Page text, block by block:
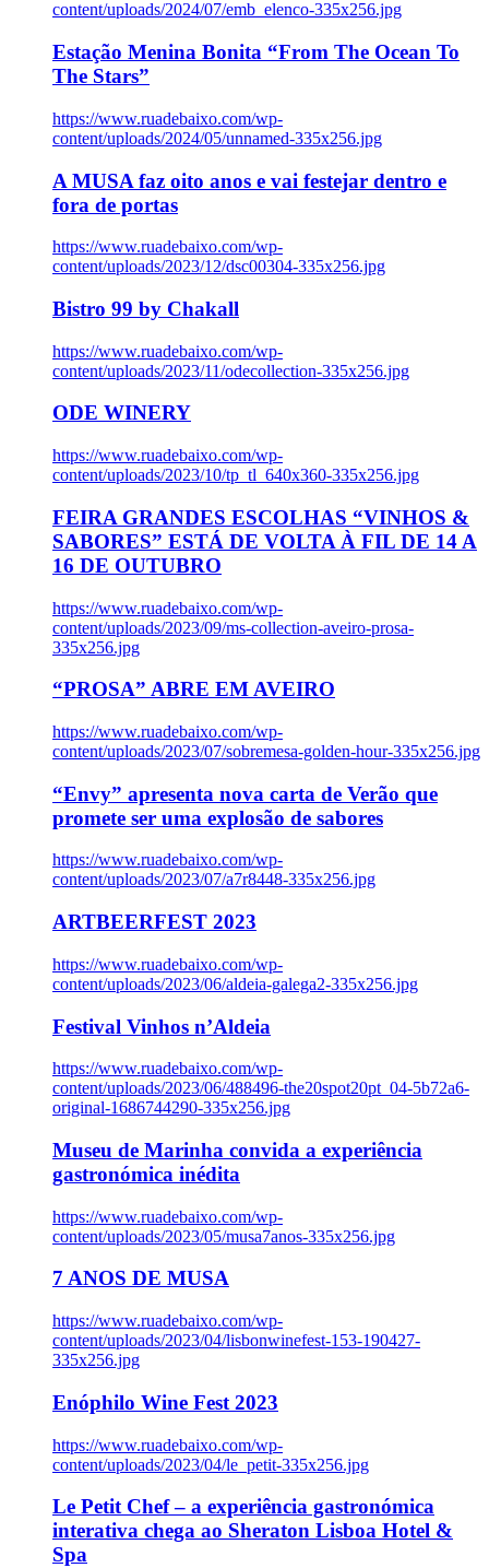
content/uploads/2024/07/emb_elenco-335x256.jpg
Estação Menina Bonita “From The Ocean To
The Stars”
https://www.ruadebaixo.com/wp-
content/uploads/2024/05/unnamed-335x256.jpg
A MUSA faz oito anos e vai festejar dentro e
fora de portas
https://www.ruadebaixo.com/wp-
content/uploads/2023/12/dsc00304-335x256.jpg
Bistro 99 by Chakall
https://www.ruadebaixo.com/wp-
content/uploads/2023/11/odecollection-335x256.jpg
ODE WINERY
https://www.ruadebaixo.com/wp-
content/uploads/2023/10/tp_tl_640x360-335x256.jpg
FEIRA GRANDES ESCOLHAS “VINHOS &
SABORES” ESTÁ DE VOLTA À FIL DE 14 A
16 DE OUTUBRO
https://www.ruadebaixo.com/wp-
content/uploads/2023/09/ms-collection-aveiro-prosa-
335x256.jpg
“PROSA” ABRE EM AVEIRO
https://www.ruadebaixo.com/wp-
content/uploads/2023/07/sobremesa-golden-hour-335x256.jpg
“Envy” apresenta nova carta de Verão que
promete ser uma explosão de sabores
https://www.ruadebaixo.com/wp-
content/uploads/2023/07/a7r8448-335x256.jpg
ARTBEERFEST 2023
https://www.ruadebaixo.com/wp-
content/uploads/2023/06/aldeia-galega2-335x256.jpg
Festival Vinhos n’Aldeia
https://www.ruadebaixo.com/wp-
content/uploads/2023/06/488496-the20spot20pt_04-5b72a6-
original-1686744290-335x256.jpg
Museu de Marinha convida a experiência
gastronómica inédita
https://www.ruadebaixo.com/wp-
content/uploads/2023/05/musa7anos-335x256.jpg
7 ANOS DE MUSA
https://www.ruadebaixo.com/wp-
content/uploads/2023/04/lisbonwinefest-153-190427-
335x256.jpg
Enóphilo Wine Fest 2023
https://www.ruadebaixo.com/wp-
content/uploads/2023/04/le_petit-335x256.jpg
Le Petit Chef – a experiência gastronómica
interativa chega ao Sheraton Lisboa Hotel &
Spa